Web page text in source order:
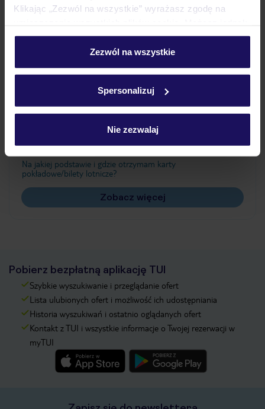
Klikając „Zezwól na wszystkie” wyrażasz zgodę na
personalizować swój wybór wchodząc w zakładkę
Szczegółowe informacje o plikach cookie znajdziesz
Zezwól na wszystkie
Spersonalizuj
Nie zezwalaj
Ważne informacje
Często zadawane pytania
Jak zmienić uczestników/osobę zgłaszającą?
Czy w Hotelu będzie przedstawiciel TUI?
Na jakiej podstawie i gdzie otrzymam karty
pokładowe/bilety lotnicze?
Zobacz więcej
Pobierz bezpłatną aplikację TUI
Szybkie wyszukiwanie i przeglądanie ofert
Lista ulubionych ofert i możliwość ich udostępniania
Historia wyszukiwań i ostatnio oglądanych ofert
Kontakt z TUI i wszystkie informacje o Twojej rezerwacji w
myTUI